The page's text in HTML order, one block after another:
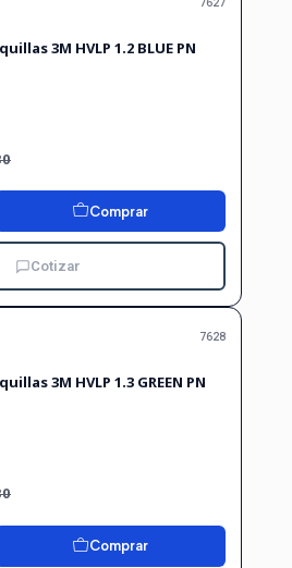
7627
3M HVLP 1.2 BLUE PN
Comprar
Cotizar
7628
3M HVLP 1.3 GREEN PN
Comprar